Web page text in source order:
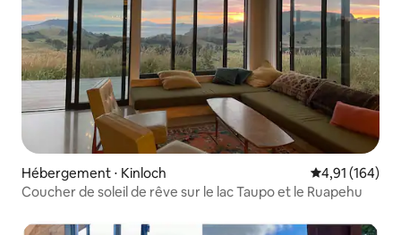
Hébergement ⋅ Kinloch Évaluation
4,91 (164)
Coucher de soleil de rêve sur le lac Taupo et le Ruapehu